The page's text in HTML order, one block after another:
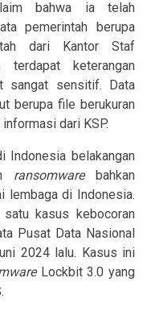
bahwa ia telah
pemerintah berupa
dari Kantor Staf
terdapat keterangan
sangat sensitif. Data
berupa file berukuran
dari KSP.
Indonesia belakangan
ransomware bahkan
lembaga di Indonesia.
satu kasus kebocoran
Pusat Data Nasional
2024 lalu. Kasus ini
Lockbit 3.0 yang